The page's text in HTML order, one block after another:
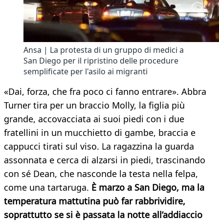
Ansa | La protesta di un gruppo di medici a
San Diego per il ripristino delle procedure
semplificate per l'asilo ai migranti
«Dai, forza, che fra poco ci fanno entrare». Abbra
Turner tira per un braccio Molly, la figlia più
grande, accovacciata ai suoi piedi con i due
fratellini in un mucchietto di gambe, braccia e
cappucci tirati sul viso. La ragazzina la guarda
assonnata e cerca di alzarsi in piedi, trascinando
con sé Dean, che nasconde la testa nella felpa,
come una tartaruga. È marzo a San Diego, ma la
temperatura mattutina può far rabbrividire,
soprattutto se si è passata la notte all’addiaccio